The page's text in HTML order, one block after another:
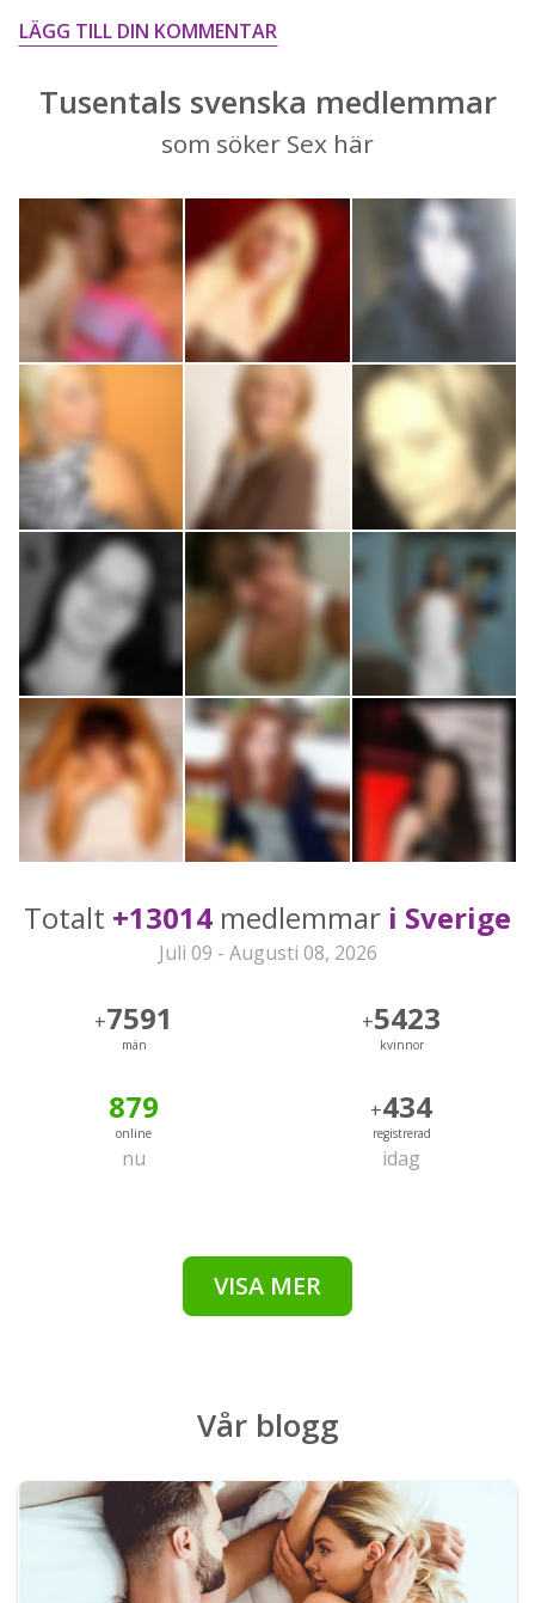
LÄGG TILL DIN KOMMENTAR
Tusentals svenska medlemmar
som söker Sex här
Totalt +13014 medlemmar i Sverige
Juli 09 - Augusti 08, 2026
+7591
män
+5423
kvinnor
879
online
nu
+434
registrerad
idag
VISA MER
Vår blogg